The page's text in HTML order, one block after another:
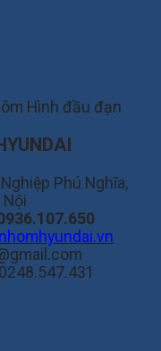
Hình đầu đạn
Phú Nghĩa,
Nội